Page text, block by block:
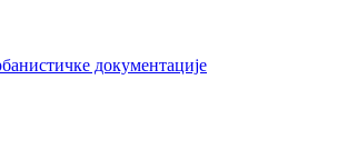
документације